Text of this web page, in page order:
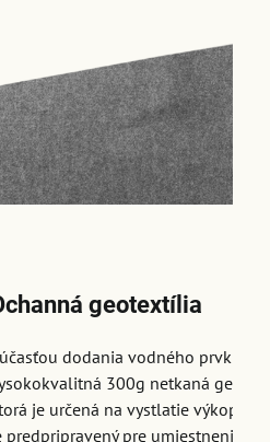
geotextília
dodania vodného prvku je
300g netkaná
je určená na vystlatie výkopu,
predpripravený pre umiestnenie